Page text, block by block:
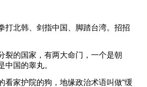
打北韩、剑指中国、脚踏台湾。招招
裂的国家，有两大命门，一个是朝
国的睾丸。
家护院的狗，地缘政治术语叫做“缓